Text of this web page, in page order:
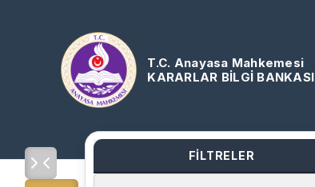
T.C. Anayasa Mahkemesi
KARARLAR BİLGİ BANKASI
FİLTRELER